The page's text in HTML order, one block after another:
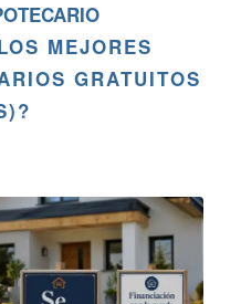
MEJORES
GRATUITOS